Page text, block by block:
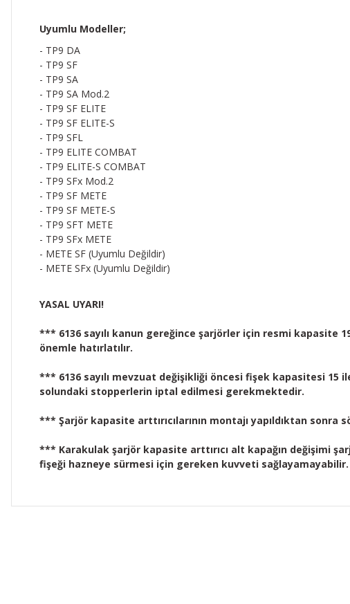
Uyumlu Modeller;
- TP9 DA
- TP9 SF
- TP9 SA
- TP9 SA Mod.2
- TP9 SF ELITE
- TP9 SF ELITE-S
- TP9 SFL
- TP9 ELITE COMBAT
- TP9 ELITE-S COMBAT
- TP9 SFx Mod.2
- TP9 SF METE
- TP9 SF METE-S
- TP9 SFT METE
- TP9 SFx METE
- METE SF (Uyumlu Değildir)
- METE SFx (Uyumlu Değildir)
YASAL UYARI!
*** 6136 sayılı kanun gereğince şarjörler için resmi
önemle hatırlatılır.
*** 6136 sayılı mevzuat değişikliği öncesi fişek kapasitesi 15
solundaki stopperlerin iptal edilmesi gerekmektedir.
*** Şarjör kapasite arttırıcılarının montajı yapıldıktan
*** Karakulak şarjör kapasite arttırıcı alt kapağın değişimi
fişeği hazneye sürmesi için gereken kuvveti sağlayamayabilir.